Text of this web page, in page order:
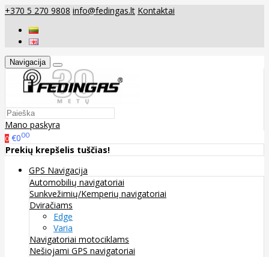
+370 5 270 9808 info@fedingas.lt Kontaktai
Navigacija
Mano paskyra
0 €000
Prekių krepšelis tuščias!
GPS Navigacija
Automobilių navigatoriai
Sunkvežimių/Kemperių navigatoriai
Dviračiams
Edge
Varia
Navigatoriai motociklams
Nešiojami GPS navigatoriai